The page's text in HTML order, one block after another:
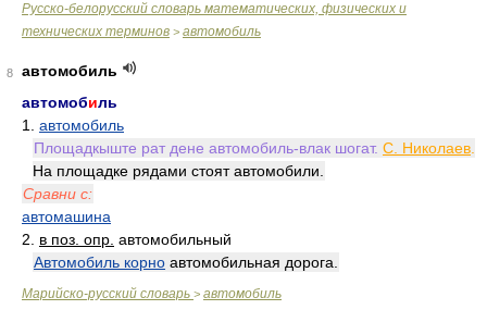
Русско-белорусский словарь математических, физических и
технических терминов > автомобиль
8
автомобиль
автомобиль
1. автомобиль
Площадкыште рат дене автомобиль-влак шогат. С. Николаев
На площадке рядами стоят автомобили.
Сравни с:
автомашина
2. в поз. опр. автомобильный
Автомобиль корно автомобильная дорога.
Марийско-русский словарь > автомобиль